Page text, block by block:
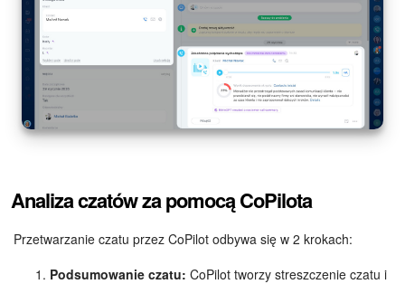
Kreator BI
Workflow
Analiza czatów za pomocą CoPilota
Przetwarzanie czatu przez CoPilot odbywa się w 2 krokach:
Podsumowanie czatu: CoPilot tworzy streszczenie czatu i